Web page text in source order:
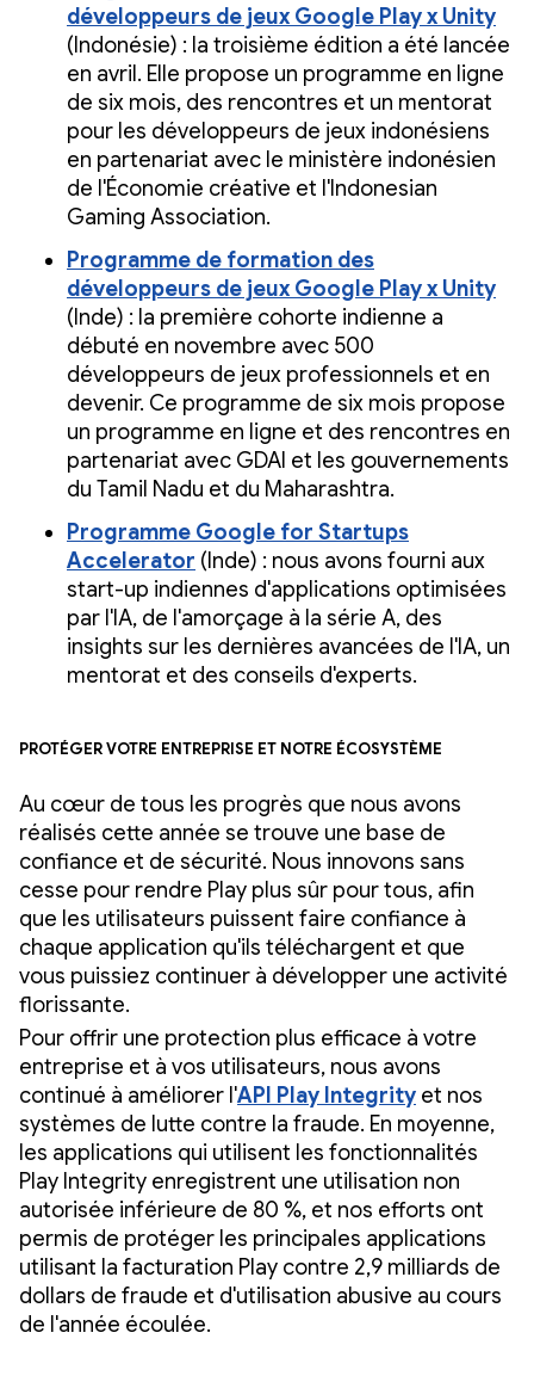
développeurs de jeux Google Play x Unity
(Indonésie) : la troisième édition a été lancée
en avril. Elle propose un programme en ligne
de six mois, des rencontres et un mentorat
pour les développeurs de jeux indonésiens
en partenariat avec le ministère indonésien
de l'Économie créative et l'Indonesian
Gaming Association.
Programme de formation des
développeurs de jeux Google Play x Unity
(Inde) : la première cohorte indienne a
débuté en novembre avec 500
développeurs de jeux professionnels et en
devenir. Ce programme de six mois propose
un programme en ligne et des rencontres en
partenariat avec GDAI et les gouvernements
du Tamil Nadu et du Maharashtra.
Programme Google for Startups
Accelerator (Inde) : nous avons fourni aux
start-up indiennes d'applications optimisées
par l'IA, de l'amorçage à la série A, des
insights sur les dernières avancées de l'IA, un
mentorat et des conseils d'experts.
Protéger votre entreprise et notre écosystème
Au cœur de tous les progrès que nous avons
réalisés cette année se trouve une base de
confiance et de sécurité. Nous innovons sans
cesse pour rendre Play plus sûr pour tous, afin
que les utilisateurs puissent faire confiance à
chaque application qu'ils téléchargent et que
vous puissiez continuer à développer une activité
florissante.
Pour offrir une protection plus efficace à votre
entreprise et à vos utilisateurs, nous avons
continué à améliorer l'API Play Integrity et nos
systèmes de lutte contre la fraude. En moyenne,
les applications qui utilisent les fonctionnalités
Play Integrity enregistrent une utilisation non
autorisée inférieure de 80 %, et nos efforts ont
permis de protéger les principales applications
utilisant la facturation Play contre 2,9 milliards de
dollars de fraude et d'utilisation abusive au cours
de l'année écoulée.